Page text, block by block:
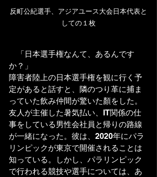
反町公紀選手、アジアユース大会日本代表と
しての１枚
「日本選手権なんて、あるんです
か？」
障害者陸上の日本選手権を観に行く予
定があると話すと、隣のつり革に捕ま
っていた飲み仲間が驚いた顏をした。
友人が主催した暑気払い、IT関係の仕
事をしている男性会社員と帰りの路線
が一緒になった。彼は、2020年にパラ
リンピックが東京で開催されることは
知っている。しかし、パラリンピック
で行われる競技や選手については、あ